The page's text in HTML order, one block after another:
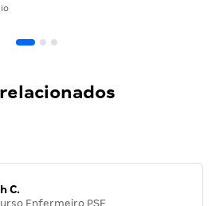
C.
Enfermeiro PSF